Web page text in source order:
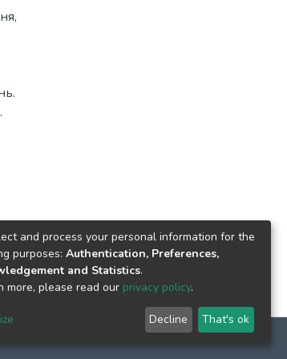
,
and process your personal information for the
purposes: Authentication, Preferences,
and Statistics.
more, please read our privacy policy.
Decline That's ok